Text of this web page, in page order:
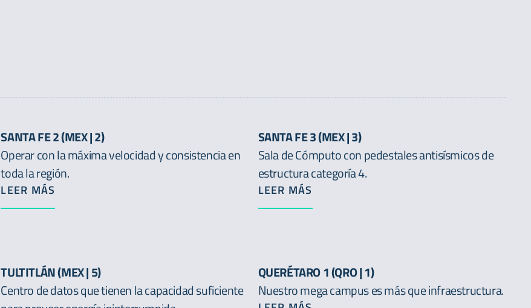
SANTA FE 2 (MEX | 2)
Operar con la máxima velocidad y consistencia en
toda la región.
LEER MÁS
SANTA FE 3 (MEX | 3)
Sala de Cómputo con pedestales antisísmicos de
estructura categoría 4.
LEER MÁS
TULTITLÁN (MEX | 5)
Centro de datos que tienen la capacidad suficiente
QUERÉTARO 1 (QRO | 1)
Nuestro mega campus es más que infraestructura.